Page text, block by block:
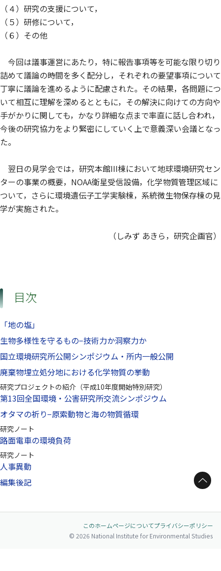
（４）研究の支援について，
（５）研修について，
（６）その他
今回は議事運営にあたり，特に報告事項等を可能な限り切り
詰めて議論の時間を多く配分し，それぞれの要望事項について
丁寧に議論を進めるように配慮された。その結果，各問題につ
いて相互に理解を深めるとともに，その解決に向けての方向や
手がかりに関しても，かなり詳細な点まで率直に話し合われ，
今後の研究協力をより緊密にしていく上で意義深い会議となっ
た。
翌日の見学会では，研究本館III棟において地球環境研究セン
ターの事業の概要，NOAA衛星受信設備，化学物質管理区域に
ついて，さらに環境遺伝子工学実験棟，系統微生物保存棟の見
学が実施された。
（しみず あきら，研究企画官）
目次
「地の塩」
生物多様性を守るもの−技術力か洞察力か
国立環境研究所公開シンポジウム・所内一般公開
廃棄物埋立処分地における化学物質の挙動
研究プロジェクトの紹介（平成10年度開始特別研究）
第13回全国環境・公害研究所交流シンポジウム
オタマの祈り−原索動物と海の物質循環
研究ノート
路面電車の環境負荷
研究ノート
人事異動
編集後記
ページトップへ
このホームページについてプライバシーポリシー
© 2026 National Institute for Environmental Studies